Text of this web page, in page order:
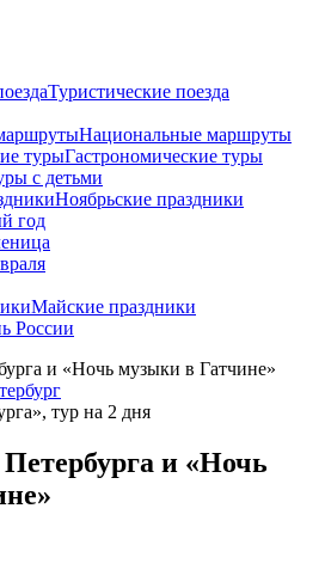
Туристические поезда
Национальные маршруты
Гастрономические туры
с детьми
Ноябрьские праздники
год
Майские праздники
России
тур на 2 дня
и «Ночь